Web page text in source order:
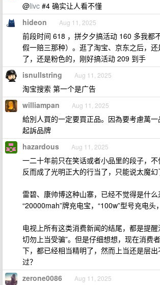
@livc #4 确实让人看不懂
hideon Aug 11, 2025
前段时间 618 ，拼夕夕搞活动 160 多我都
假一赔三那种）。逛了淘宝、京东之后，
了，还是粉色的，刚好搞活动 209 到手
isnullstring Aug 11, 2025
淘宝搜索 第一个是广告
williampan Aug 11, 2025
給別人買的一定要買正品。因為要考慮萬
起訴品牌
hazardous Aug 11, 2025
一二十年前只在笑话或者小品里的段子，不
反而成了光明正大的行当了，只能说太魔幻
雷碧、康帅博这种山寨，已经不觉得是什么
“20000mah”牌充电宝，“100w”型号充电头
电视上所有这类消费新闻的结尾，都是提醒
切勿上当受骗”。但是仔细想想，现在消费
下，都已经相当精明了，然而上当还是层
过？
zerone0086 Aug 11, 2025